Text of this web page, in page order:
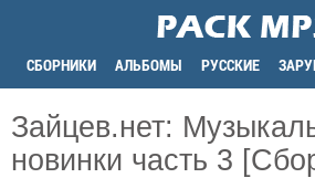
СБОРНИКИ АЛЬБОМЫ РУССКИЕ
Зайцев.нет:
новинки часть 3